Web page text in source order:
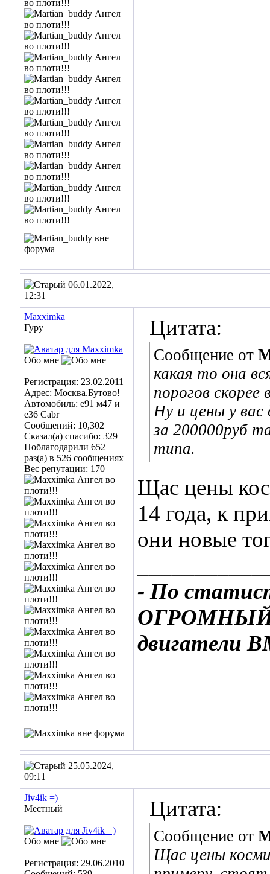
06.01.2022,
12:31
Maxximka
Гуру
Обо мне
Регистрация: 23.02.2011
Адрес: Москва.Бутово!
Автомобиль: е91 м47 и
е36 Cabr
Сообщений: 10,302
Сказал(а) спасибо: 329
Поблагодарили 652
раз(а) в 526 сообщениях
Вес репутации: 170
Цитата:
Сообщение от
какая то она
порогов скорее
Ну и цены у вас
за 200000руб
типа.
Щас цены
14 года, к
они новые
- По
двигатели
25.05.2024,
09:11
Jiv4ik =)
Местный
Обо мне
Регистрация: 29.06.2010
Цитата:
Сообщение от
Щас цены